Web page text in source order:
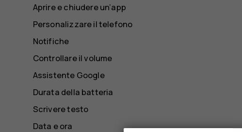
Aprire e chiudere un’app
Personalizzare il telefono
Notifiche
Controllare il volume
Assistente Google
Durata della batteria
Scrivere testo
Data e ora